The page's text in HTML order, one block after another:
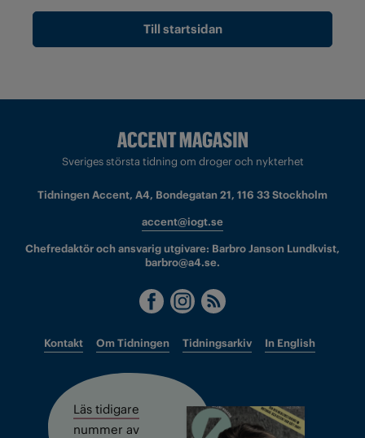
Till startsidan
Sveriges största tidning om droger och nykterhet
Tidningen Accent, A4, Bondegatan 21, 116 33 Stockholm
accent@iogt.se
Chefredaktör och ansvarig utgivare: Barbro Janson Lundkvist,
barbro@a4.se.
Kontakt Om Tidningen Tidningsarkiv In English
Läs tidigare
nummer av